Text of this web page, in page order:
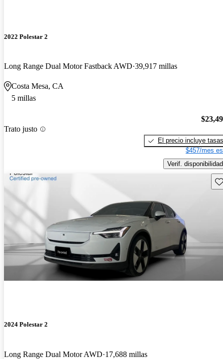
2022 Polestar 2
Long Range Dual Motor Fastback AWD 39,917 millas
Costa Mesa, CA
5 millas
Trato justo
El precio incluye tasas
$457/mes
Verif. disponibilidad
2024 Polestar 2
Long Range Dual Motor AWD 17,688 millas